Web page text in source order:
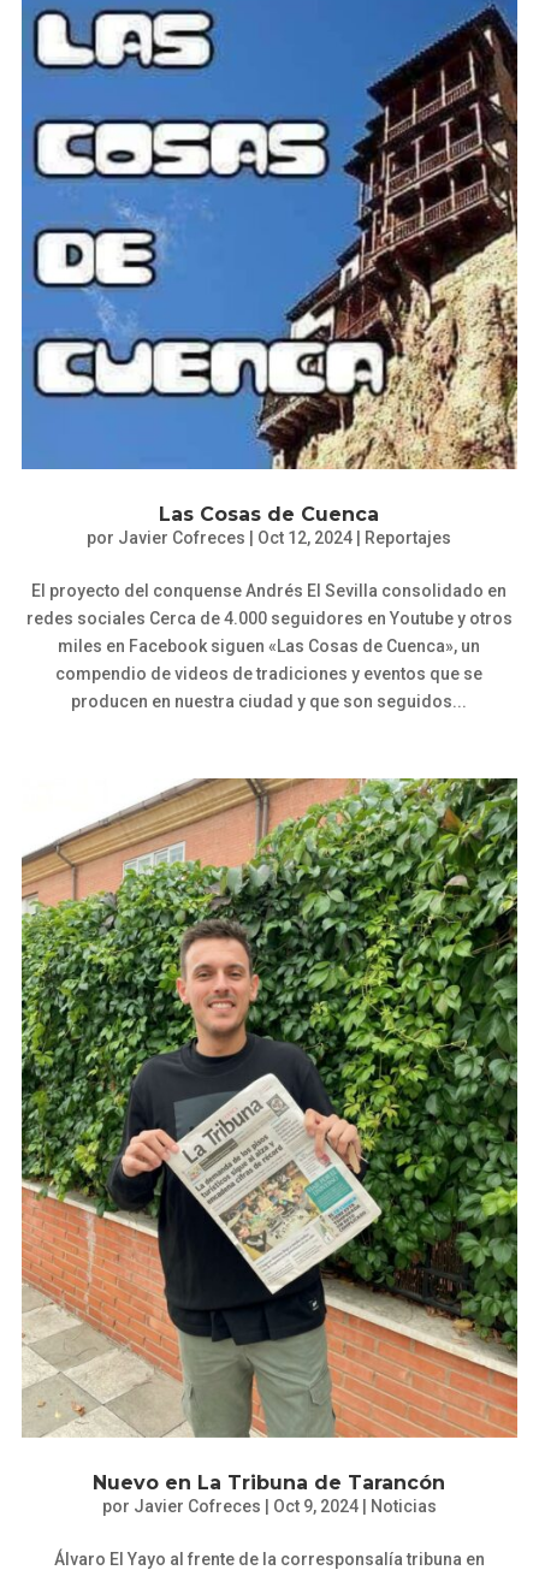
Las Cosas de Cuenca
por Javier Cofreces Oct 12, 2024 Reportajes
El proyecto del conquense Andrés El Sevilla consolidado en
redes sociales Cerca de 4.000 seguidores en Youtube y otros
miles en Facebook siguen «Las Cosas de Cuenca», un
compendio de videos de tradiciones y eventos que se
producen en nuestra ciudad y que son seguidos...
Nuevo en La Tribuna de Tarancón
por Javier Cofreces Oct 9, 2024| Noticias
Álvaro El Yayo al frente de la corresponsalía tribuna en